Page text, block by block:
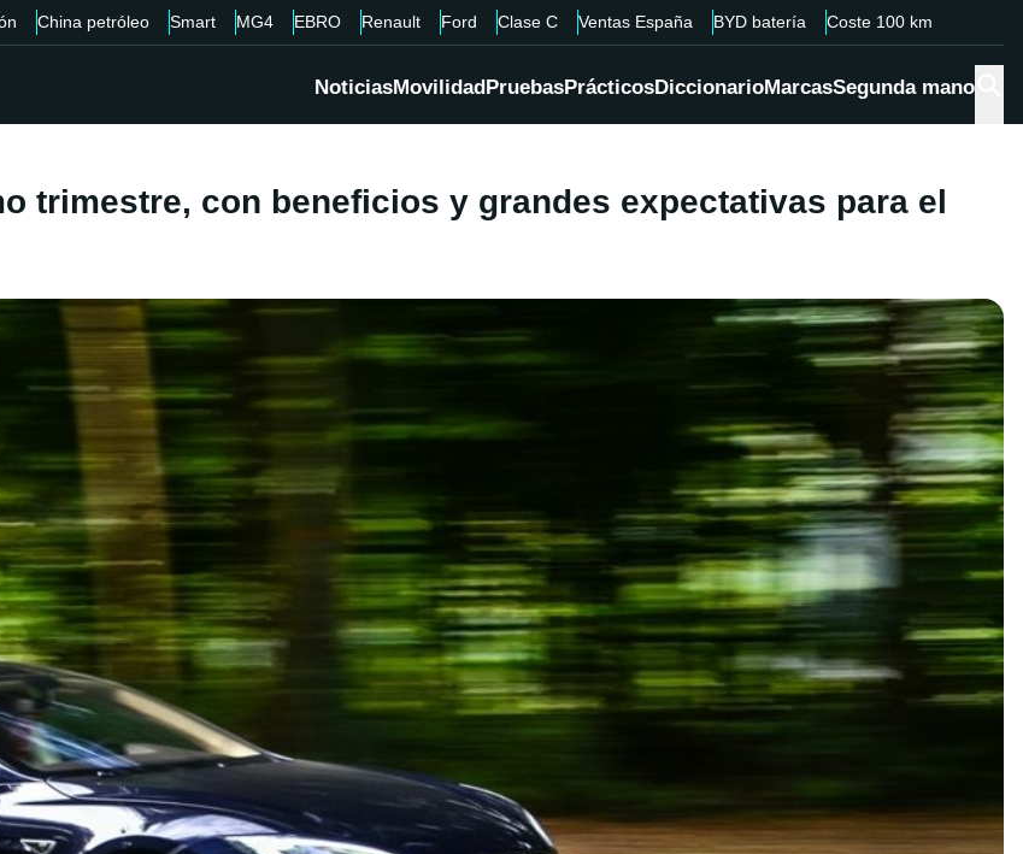
China petróleo Smart MG4 EBRO Renault Ford Clase C Ventas España BYD batería Coste 100 km
NoticiasMovilidadPruebasPrácticosDiccionarioMarcasSegunda mano
trimestre, con beneficios y grandes expectativas para el